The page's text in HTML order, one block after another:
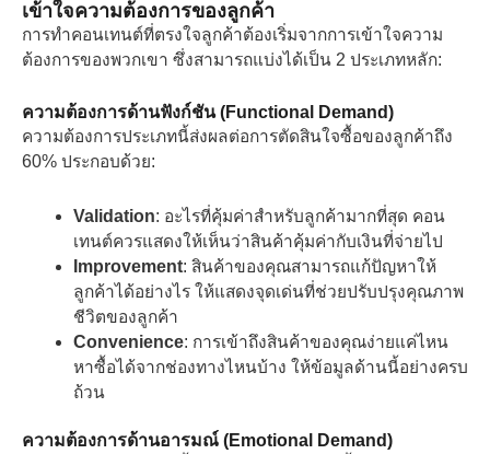
เข้าใจความต้องการของลูกค้า
การทำคอนเทนต์ที่ตรงใจลูกค้าต้องเริ่มจากการเข้าใจความ
ต้องการของพวกเขา ซึ่งสามารถแบ่งได้เป็น 2 ประเภทหลัก:
ความต้องการด้านฟังก์ชัน (Functional Demand)
ความต้องการประเภทนี้ส่งผลต่อการตัดสินใจซื้อของลูกค้าถึง
60% ประกอบด้วย:
Validation: อะไรที่คุ้มค่าสำหรับลูกค้ามากที่สุด คอน
เทนต์ควรแสดงให้เห็นว่าสินค้าคุ้มค่ากับเงินที่จ่ายไป
Improvement: สินค้าของคุณสามารถแก้ปัญหาให้
ลูกค้าได้อย่างไร ให้แสดงจุดเด่นที่ช่วยปรับปรุงคุณภาพ
ชีวิตของลูกค้า
Convenience: การเข้าถึงสินค้าของคุณง่ายแค่ไหน
หาซื้อได้จากช่องทางไหนบ้าง ให้ข้อมูลด้านนี้อย่างครบ
ถ้วน
ความต้องการด้านอารมณ์ (Emotional Demand)